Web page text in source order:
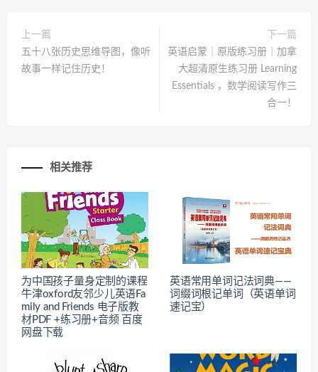
上一篇
五十八张历史思维导图，像听
故事一样记住历史！
下一篇
英语启蒙｜原版练习册｜加拿
大超清原生练习册 Learning
Essentials ，数学阅读写作三
合一！
相关推荐
为中国孩子量身定制的课程
牛津oxford友邻少儿英语Fa
mily and Friends 电子版教
材PDF +练习册+音频 百度
网盘下载
英语常用单词记法词典——
词缀词根记单词（英语单词
速记宝）